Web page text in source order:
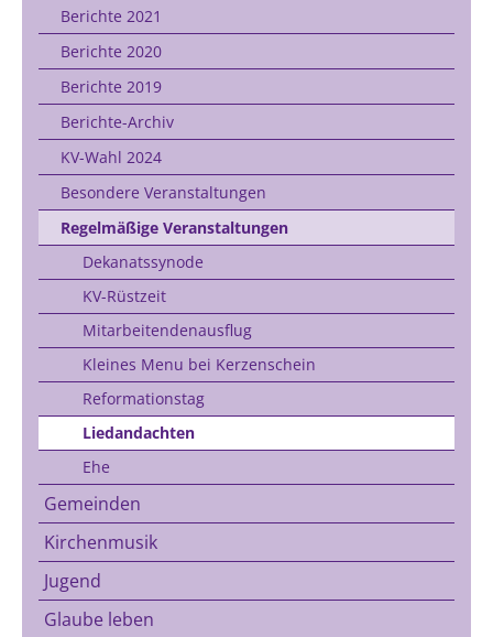
Berichte 2021
Berichte 2020
Berichte 2019
Berichte-Archiv
KV-Wahl 2024
Besondere Veranstaltungen
Regelmäßige Veranstaltungen
Dekanatssynode
KV-Rüstzeit
Mitarbeitendenausflug
Kleines Menu bei Kerzenschein
Reformationstag
Liedandachten
Ehe
Gemeinden
Kirchenmusik
Jugend
Glaube leben